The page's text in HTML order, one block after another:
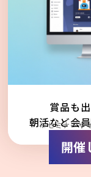
賞品も
朝活など会
※セミナーや
開催